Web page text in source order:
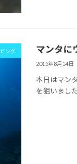
ング マンタに
2015年8月14日
本日はマン
を狙いまし